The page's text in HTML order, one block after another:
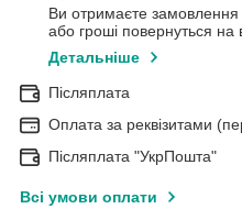
Ви отримаєте замовлення
або гроші повернуться на
Детальніше
Післяплата
Оплата за реквізитами
Післяплата "УкрПошта"
Всі умови оплати